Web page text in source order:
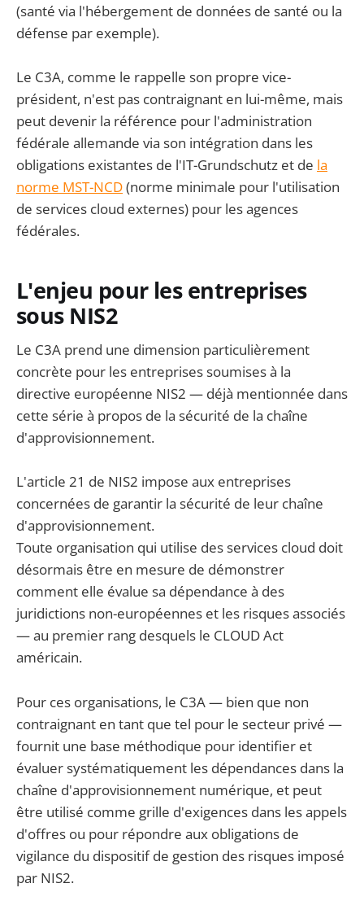
(santé via l'hébergement de données de santé ou la
défense par exemple).
Le C3A, comme le rappelle son propre vice-
président, n'est pas contraignant en lui-même, mais
peut devenir la référence pour l'administration
fédérale allemande via son intégration dans les
obligations existantes de l'IT-Grundschutz et de la
norme MST-NCD(norme minimale pour l'utilisation
de services cloud externes) pour les agences
fédérales.
L'enjeu pour les entreprises
sous NIS2
Le C3A prend une dimension particulièrement
concrète pour les entreprises soumises à la
directive européenne NIS2 — déjà mentionnée dans
cette série à propos de la sécurité de la chaîne
d'approvisionnement.
L'article 21 de NIS2 impose aux entreprises
concernées de garantir la sécurité de leur chaîne
d'approvisionnement.
Toute organisation qui utilise des services cloud doit
désormais être en mesure de démonstrer
comment elle évalue sa dépendance à des
juridictions non-européennes et les risques associés
— au premier rang desquels le CLOUD Act
américain.
Pour ces organisations, le C3A — bien que non
contraignant en tant que tel pour le secteur privé —
fournit une base méthodique pour identifier et
évaluer systématiquement les dépendances dans la
chaîne d'approvisionnement numérique, et peut
être utilisé comme grille d'exigences dans les appels
d'offres ou pour répondre aux obligations de
vigilance du dispositif de gestion des risques imposé
par NIS2.